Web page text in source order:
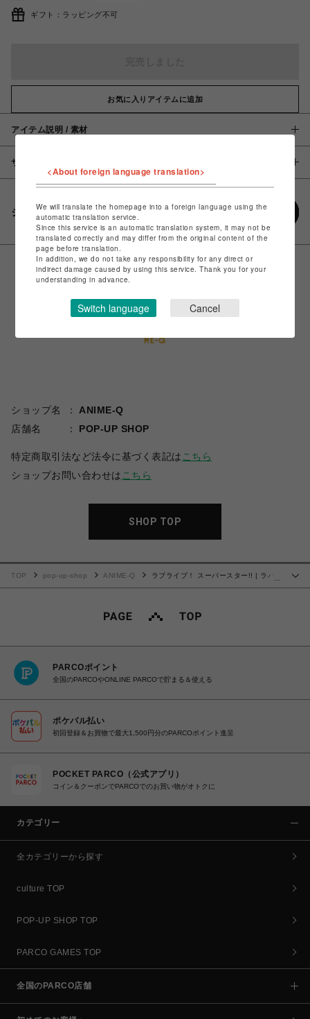
ギフト：ラッピング不可
お気に入りアイテムに追加
アイテム説明 / 素材
サイズ
シェアする
ショップ名
ANIME-Q
店舗名
POP-UP SHOP
特定商取引法など法令に基づく表記は こちら
ショップお問い合わせは こちら
SHOP TOP
TOP pop-up-shop ANIME-Q
ラブライブ！ スーパースター!! | ラバー
PARCOポイント
全国のPARCOやONLINE PARCOで貯まる＆使える
ポケパル払い
初回登録＆お買物で最大1,500円分のPARCOポイント進呈
POCKET PARCO（公式アプリ）
コイン＆クーポンでPARCOでのお買い物がオトクに
カテゴリー
全カテゴリーから探す
culture TOP
POP-UP SHOP TOP
PARCO GAMES TOP
全国のPARCO店舗
<About foreign language translation>
We will translate the homepage into a foreign language using the
automatic translation service.
Since this service is an automatic translation system, it may not be
translated correctly and may differ from the original content of the
page before translation.
In addition, we do not take any responsibility for any direct or
indirect damage caused by using this service. Thank you for your
understanding in advance.
Switch language Cancel